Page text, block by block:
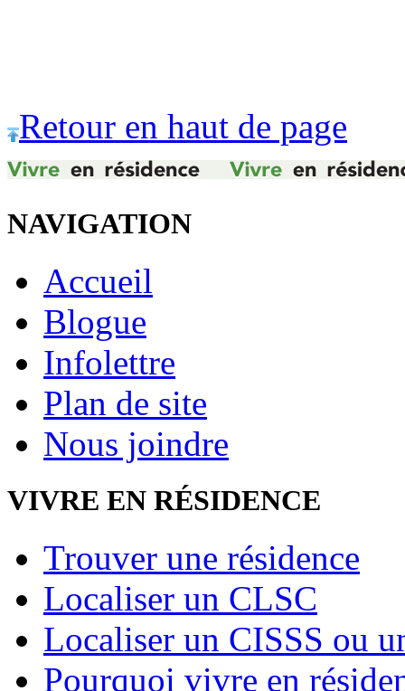
Retour en haut de page
NAVIGATION
Accueil
Blogue
Infolettre
Plan de site
Nous joindre
VIVRE EN RÉSIDENCE
Trouver une résidence
Localiser un CLSC
Localiser un CISSS ou
Pourquoi vivre en